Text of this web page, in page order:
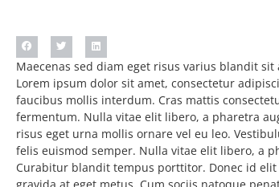
Maecenas sed diam eget risus varius blandit sit
Lorem ipsum dolor sit amet, consectetur
faucibus mollis interdum. Cras mattis
fermentum. Nulla vitae elit libero, a pharetra
risus eget urna mollis ornare vel eu leo.
felis euismod semper. Nulla vitae elit libero, a
Curabitur blandit tempus porttitor. Donec id
gravida at eget metus. Cum sociis natoque
Lorem ipsum dolor sit amet, consectetur
faucibus mollis interdum. Cras mattis